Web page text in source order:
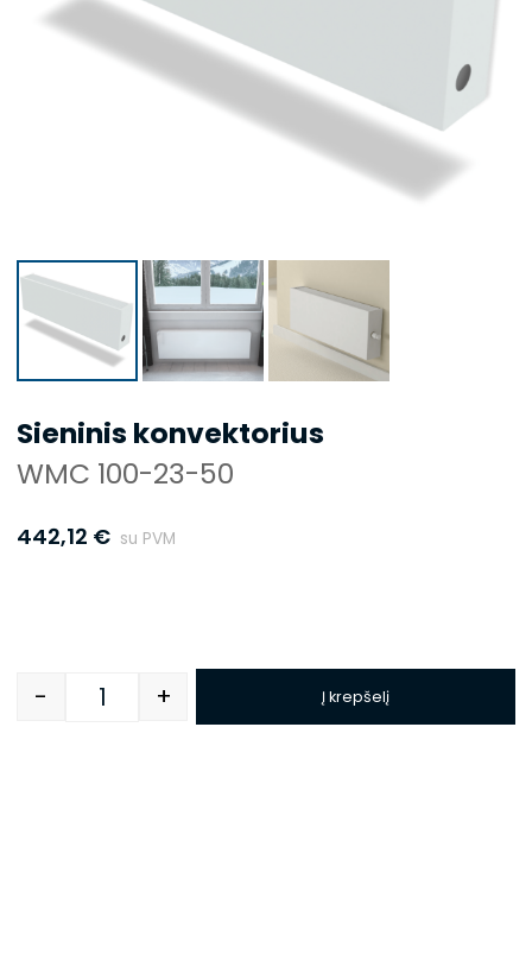
Sieninis konvektorius
WMC 100-23-50
442,12 € su PVM
Quantity
- + Į krepšelį